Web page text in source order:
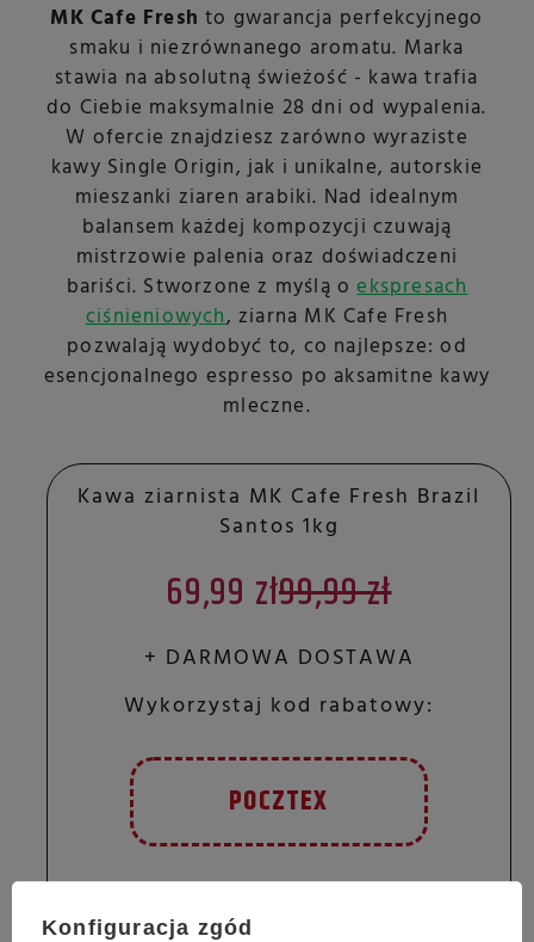
MK Cafe Fresh to gwarancja perfekcyjnego
smaku i niezrównanego aromatu. Marka
stawia na absolutną świeżość - kawa trafia
do Ciebie maksymalnie 28 dni od wypalenia.
W ofercie znajdziesz zarówno wyraziste
kawy Single Origin, jak i unikalne, autorskie
mieszanki ziaren arabiki. Nad idealnym
balansem każdej kompozycji czuwają
mistrzowie palenia oraz doświadczeni
bariści. Stworzone z myślą oekspresach
ciśnieniowych, ziarna MK Cafe Fresh
pozwalają wydobyć to, co najlepsze: od
esencjonalnego espresso po aksamitne kawy
mleczne.
Kawa ziarnista MK Cafe Fresh Brazil
Santos 1kg
69,99 zł99,99 zł
+ DARMOWA DOSTAWA
Wykorzystaj kod rabatowy:
POCZTEX
Konfiguracja zgód